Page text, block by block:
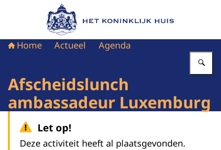
Naar de homepage van Het Koninklijk Huis
Home Actueel Agenda
Afscheidslunch
ambassadeur Luxemburg
Let op!
Deze activiteit heeft al plaatsgevonden.